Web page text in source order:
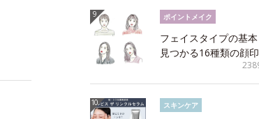
ポイントメイク
フェイスタイプの基本
見つかる16種類の顔
スキンケア